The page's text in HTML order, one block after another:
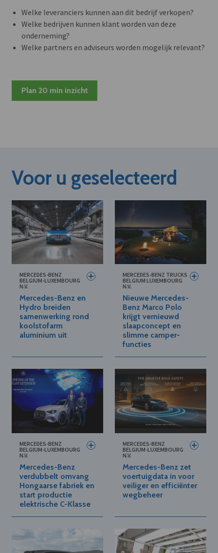
Welke leveranciers kunnen aan dit bedrijf verkopen?
Welke bedrijven kunnen klant worden van deze
onderneming?
Welke partners en adviseurs worden mogelijk relevant?
Plan 20 min inzicht
Voor u geselecteerd
MERCEDES-BENZ
BELGIUM-LUXEMBOURG
N.V.
Mercedes-Benz en
Hydro breiden
samenwerking rond
koolstofarm
aluminium uit
MERCEDES-BENZ TRUCKS
BELGIUM LUXEMBOURG
N.V.
Nieuwe Mercedes-
Benz Marco Polo
krijgt vernieuwd
slaapconcept en
slimme camper-
functies
MERCEDES-BENZ
BELGIUM-LUXEMBOURG
N.V.
Mercedes-Benz
verdubbelt omvang
Hongaarse fabriek en
start productie
elektrische C-Klasse
MERCEDES-BENZ
BELGIUM-LUXEMBOURG
N.V.
Mercedes-Benz zet
voertuigdata in voor
veiliger en efficiënter
wegbeheer